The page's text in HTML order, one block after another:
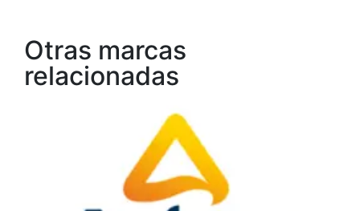
Otras marcas
relacionadas